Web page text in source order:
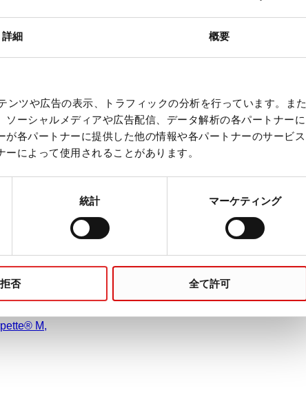
詳細 概要
ツや広告の表示、トラフィックの分析を行っています。また
ーシャルメディアや広告配信、データ解析の各パートナーに
各パートナーに提供した他の情報や各パートナーのサービス
によって使用されることがあります。
統計 マーケティング
拒否 全て許可
ット, 1
3, にとっ
ット, 1 個/
50 個/
M,